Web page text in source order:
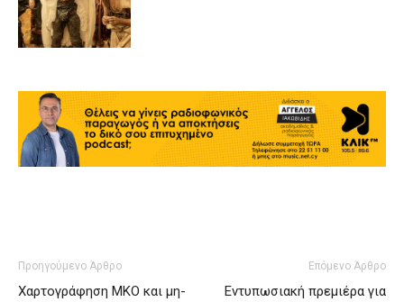
Προηγούμενο Άρθρο
Χαρτογράφηση ΜΚΟ και μη-
Επόμενο Άρθρο
Εντυπωσιακή πρεμιέρα για